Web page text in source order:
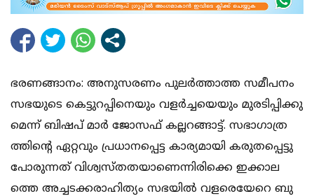
ഭ​​​​ര​​​​ണ​​​​ങ്ങാ​​​​നം: അ​​​​നു​​​​സ​​​​ര​​​​ണം പു​​​​ല​​​​ർ​​​​ത്താ​​​​ത്ത സ​​​​മീ​​​​പ​​​​നം
സ​​​​ഭ​​​​യു​​​​ടെ കെ​​​​ട്ടു​​​​റ​​​​പ്പി​​​​നെ​​​​യും വ​​​​ള​​​​ർ​​​​ച്ച​​​​യെ​​​​യും മു​​​​ര​​​​ടി​​​​പ്പി​​​​ക്കു​​​​
മെ​​​​ന്ന് ബി​​​​ഷ​​​​പ് മാ​​​​ർ ജോ​​​​സ​​​​ഫ് ക​​​​ല്ല​​​​റ​​​​ങ്ങാ​​​​ട്ട്. സ​​​​ഭാ​​​​ഗാ​​​​ത്ര​​​​
ത്തി​​​​ന്‍റെ ഏ​​​​റ്റ​​​​വും പ്ര​​​​ധാ​​​​ന​​​​പ്പെ​​​​ട്ട കാ​​​​ര്യ​​​​മാ​​​​യി ക​​​​രു​​​​ത​​​​പ്പെ​​​​ട്ടു
പോ​​​​രു​​​​ന്ന​​​​ത് വി​​​​ശ്വ​​​​സ്ത​​​​ത​​​​യാ​​​​ണെ​​​​ന്നി​​​​രി​​​​ക്കെ ഇ​​​​ക്കാ​​​​ല​​​​
ത്തെ അ​​​​ച്ച​​​​ട​​​​ക്ക​​​​രാ​​​​ഹി​​​​ത്യം സ​​​​ഭ​​​​യി​​​​ൽ വ​​​​ള​​​​രെ​​​​യേ​​​​റെ ബു​​​​